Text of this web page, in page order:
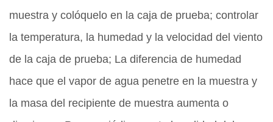
muestra y colóquelo en la caja de prueba; controlar
la temperatura, la humedad y la velocidad del viento
de la caja de prueba; La diferencia de humedad
hace que el vapor de agua penetre en la muestra y
la masa del recipiente de muestra aumenta o